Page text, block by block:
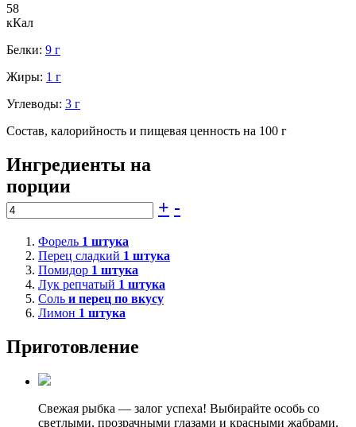
58
кКал
Белки: 9 г
Жиры: 1 г
Углеводы: 3 г
Состав, калорийность и пищевая ценность на 100 г
Ингредиенты на
порции
+ -
Форель 1 штука
Перец сладкий 1 штука
Помидор 1 штука
Лук репчатый 1 штука
Соль и перец по вкусу
Лимон 1 штука
Приготовление
Свежая рыбка — залог успеха! Выбирайте особь со
светлыми, прозрачными глазами и красными жабрами.